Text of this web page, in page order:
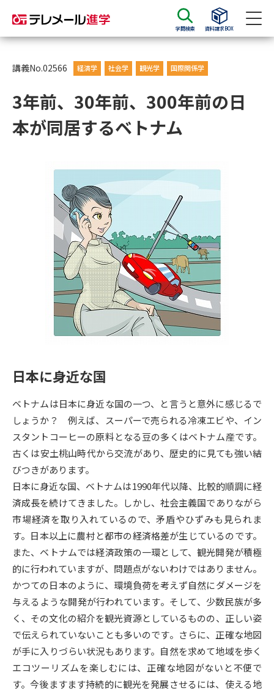
学問検索 資料請求BOX
資料請求 資料検索
大学・短大の資料種類から請求
総合型選抜・学校推薦型選抜 募
大学入学共通テスト利用選抜の
募集要項＆願書
大学・短大以外の資料から請求
専門学校の資料請求 大学院の資料請求
留学・進学関連、塾・予備校
大学入学共通テスト「受験案
内」の請求
大学入学共通テスト「受験上の
幼稚園教員資格認定試験
高等学校（情報）教員資格認定
試験
大学研究 大学検索
大学で学べる内容や特徴を調べる
新増設大学・学部・学科特集
国際・グローバルに強い大学特
データサイエンス特集 奨学金・特待生制度特集
デジタルパンフレット 進路の３択
新学年スタート号特集ページ
（高3生用）
新学年スタート号特集ページ
（高2生用）
SELFBRAND特集ページ
講義No.02566 経済学 社会学 観光学 国際関係学
3年前、30年前、300年前の日
本が同居するベトナム
日本に身近な国
ベトナムは日本に身近な国の一つ、と言うと意外に感じるで
しょうか？ 例えば、スーパーで売られる冷凍エビや、イン
スタントコーヒーの原料となる豆の多くはベトナム産です。
古くは安土桃山時代から交流があり、歴史的に見ても強い結
びつきがあります。
日本に身近な国、ベトナムは1990年代以降、比較的順調に経
済成長を続けてきました。しかし、社会主義国でありながら
市場経済を取り入れているので、矛盾やひずみも見られま
す。日本以上に農村と都市の経済格差が生じているのです。
また、ベトナムでは経済政策の一環として、観光開発が積極
的に行われていますが、問題点がないわけではありません。
かつての日本のように、環境負荷を考えず自然にダメージを
与えるような開発が行われています。そして、少数民族が多
く、その文化の紹介を観光資源としているものの、正しい姿
で伝えられていないことも多いのです。さらに、正確な地図
が手に入りづらい状況もあります。自然を求めて地域を歩く
エコツーリズムを楽しむには、正確な地図がないと不便で
す。今後ますます持続的に観光を発展させるには、使える地